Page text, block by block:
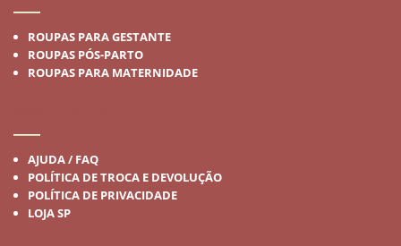
ROUPAS PARA GESTANTE
ROUPAS PÓS-PARTO
ROUPAS PARA MATERNIDADE
AJUDA / FAQ
POLÍTICA DE TROCA E DEVOLUÇÃO
POLÍTICA DE PRIVACIDADE
LOJA SP